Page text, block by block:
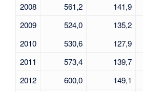
2008
561,2 141,9
2009
524,0 135,2
2010
530,6 127,9
2011
573,4 139,7
2012
600,0 149,1